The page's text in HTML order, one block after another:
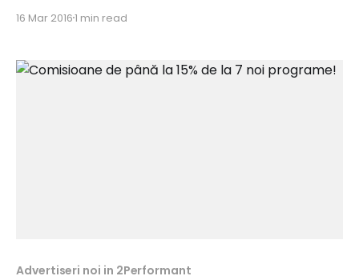
comisioane de până la 20%. Acestea sunt
Categorie: Copii Comision: 10% Perioada de
16 Mar 20161 min read
Advertiseri noi in 2Performant